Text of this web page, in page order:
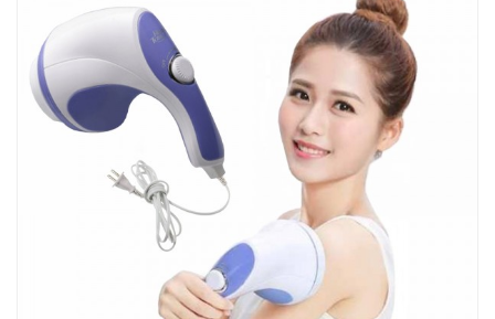
Խոհանոցային
Ֆիտնես
Գեղեցկություն ԵՒ Խնամք
Երեխաների Համար
Լավագույն Վաճառք